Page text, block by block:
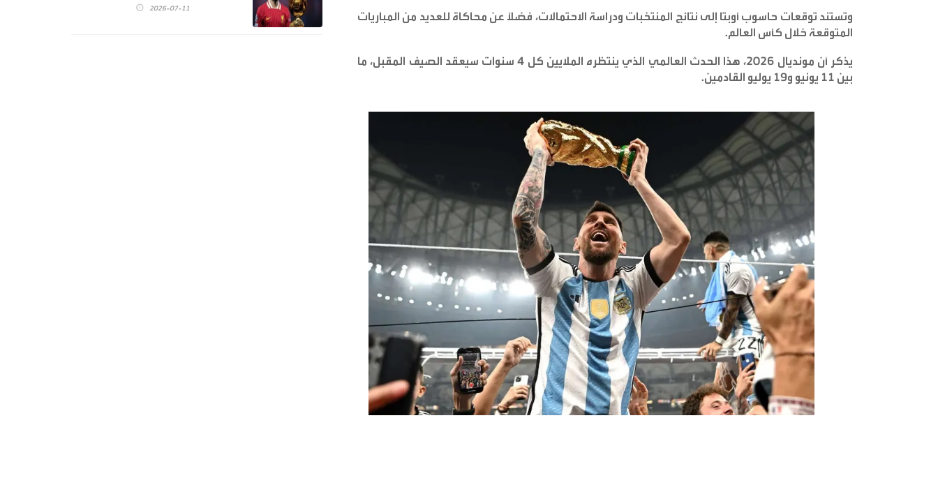
وتستند توقعات حاسوب أوبتا إلى نتائج المنتخبات ودراسة الاحتمالات، فضلاً عن محاكاة للعديد من المباريات
المتوقعة خلال كأس العالم.
يذكر أن مونديال 2026، هذا الحدث العالمي الذي ينتظره الملايين كل 4 سنوات سيعقد الصيف المقبل، ما
بين 11 يونيو و19 يوليو القادمين
.
2026-07-11